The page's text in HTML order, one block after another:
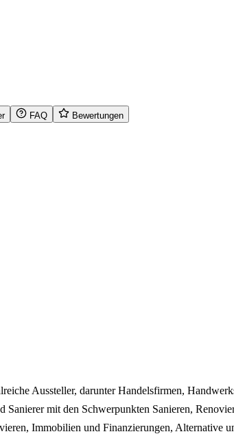
FAQ Bewertungen
Aussteller, darunter Handelsfirmen,
mit den Schwerpunkten Sanieren,
Immobilien und Finanzierungen, Alternative